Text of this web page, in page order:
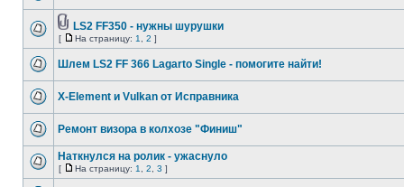
LS2 FF350 - нужны шурушки
[ На страницу: 1 2 ]
Шлем LS2 FF 366 Lagarto Single - помогите найти!
X-Element и Vulkan от Исправника
Ремонт визора в колхозе "Финиш"
Наткнулся на ролик - ужаснуло
[ На страницу: 1 2 3 ]